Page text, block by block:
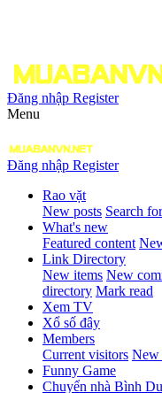
Đăng nhập Register
Menu
Đăng nhập Register
Rao vặt
New posts Search
What's new
Featured content
Link Directory
New items New
directory Mark read
Xem TV
Xổ số đây
Members
Current visitors New
Funny Game
Chuyển nhà Bình